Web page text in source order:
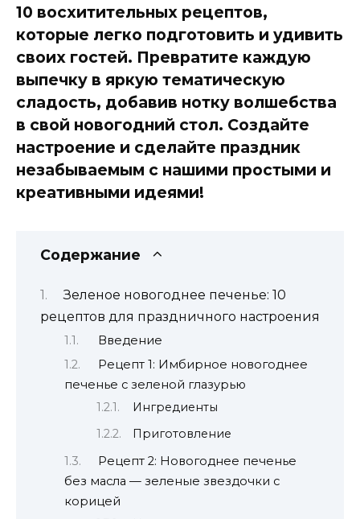
10 восхитительных рецептов,
которые легко подготовить и удивить
своих гостей. Превратите каждую
выпечку в яркую тематическую
сладость, добавив нотку волшебства
в свой новогодний стол. Создайте
настроение и сделайте праздник
незабываемым с нашими простыми и
креативными идеями!
Содержание
Зеленое новогоднее печенье: 10
рецептов для праздничного настроения
Введение
Рецепт 1: Имбирное новогоднее
печенье с зеленой глазурью
Ингредиенты
Приготовление
Рецепт 2: Новогоднее печенье
без масла — зеленые звездочки с
корицей